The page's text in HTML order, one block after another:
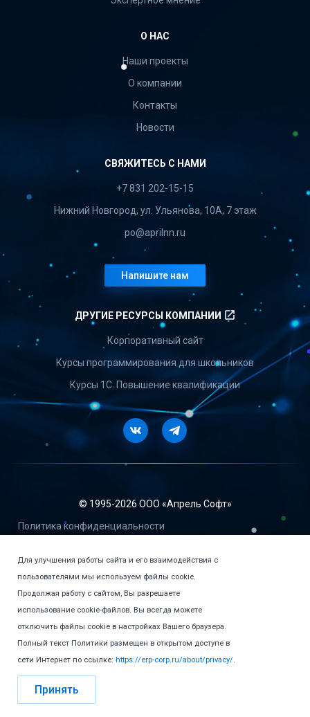
О НАС
Наши проекты
О компании
Контакты
Новости
СВЯЖИТЕСЬ С НАМИ
+7 831 202-15-15
Нижний Новгород, ул. Ульянова, 10А, 7 этаж
po@aprilnn.ru
Напишите нам
ДРУГИЕ РЕСУРСЫ КОМПАНИИ launch
Корпоративный сайт
Курсы программирования для школьников
Курсы 1С. Повышение квалификации
VkontakteTelegram
© 1995-2026 ООО «Апрель Софт»
Политика конфиденциальности
пользования программ для ЭВМ и баз данных
Договор-оферта купли-продажи версия 1 от 20.06.2023
Договор - публичная Оферта о передаче права
использования программного продукта 1С:КП"
Сайт создан в
Для улучшения работы сайта и его взаимодействия с
пользователями мы используем файлы cookie.
Продолжая работу с сайтом, Вы разрешаете
использование cookie-файлов. Вы всегда можете
отключить файлы cookie в настройках Вашего браузера.
Полный текст Политики размещен в открытом доступе в
сети Интернет по ссылке: https://erp-corp.ru/about/privacy/.
Принять